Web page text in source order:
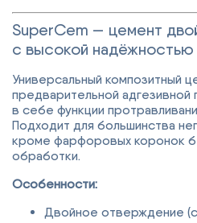
SuperCem — цемент
с высокой надёжностью
Универсальный композитный
предварительной
в себе функции
Подходит для большинства
кроме фарфоровых коронок
обработки.
Особенности:
Двойное отверждение